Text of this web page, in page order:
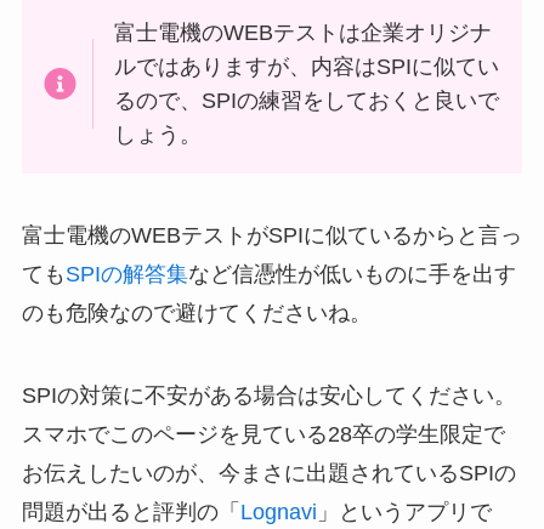
富士電機のWEBテストは企業オリジナ
ルではありますが、内容はSPIに似てい
るので、SPIの練習をしておくと良いで
しょう。
富士電機のWEBテストがSPIに似ているからと言っ
ても SPIの解答集など信憑性が低いものに手を出す
のも危険なので避けてくださいね。
SPIの対策に不安がある場合は安心してください。
スマホでこのページを見ている28卒の学生限定で
お伝えしたいのが、今まさに出題されているSPIの
問題が出ると評判の「 Lognavi 」というアプリで